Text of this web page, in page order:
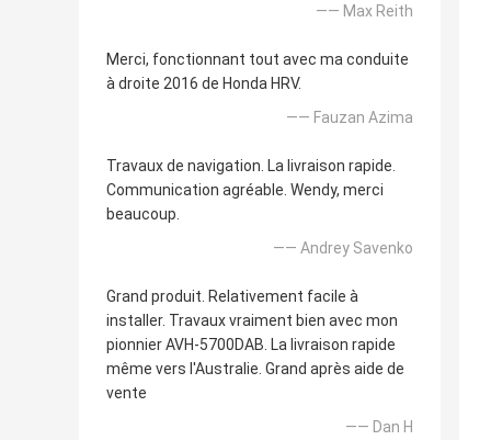
—— Max Reith
Merci, fonctionnant tout avec ma conduite
à droite 2016 de Honda HRV.
—— Fauzan Azima
Travaux de navigation. La livraison rapide.
Communication agréable. Wendy, merci
beaucoup.
—— Andrey Savenko
Grand produit. Relativement facile à
installer. Travaux vraiment bien avec mon
pionnier AVH-5700DAB. La livraison rapide
même vers l'Australie. Grand après aide de
vente
—— Dan H